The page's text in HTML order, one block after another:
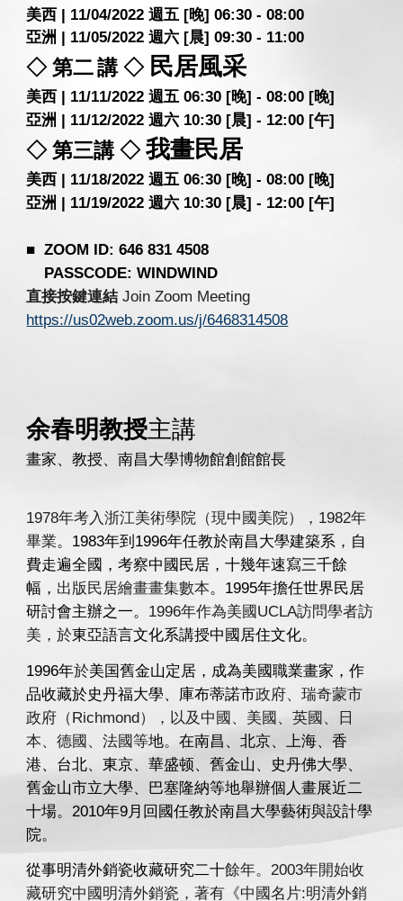
美西 | 11/04/2022 週五 [晚] 06:30 - 08:00
亞洲 | 11/05/2022 週六 [晨] 09:30 - 11:00
◇ 第二講 ◇ 民居風采
美西 | 11/11/2022 週五 06:30 [晚] - 08:00 [晚]
亞洲 | 11/12/2022 週六 10:30 [晨] - 12:00 [午]
◇ 第三講 ◇我畫民居
美西 | 11/18/2022 週五 06:30 [晚] - 08:00 [晚]
亞洲 | 11/19/2022 週六 10:30 [晨] - 12:00 [午]
■ ZOOM ID: 646 831 4508
PASSCODE: WINDWIND
直接按鍵連結 Join Zoom Meeting
https://us02web.zoom.us/j/6468314508
余春明教授主講
畫家、教授、南昌大學博物館創館館長
1978年考入浙江美術學院（現中國美院），1982年
畢業。1983年到1996年任教於南昌大學建築系，自
費走遍全國，考察中國民居，十幾年速寫三千餘
幅， 出版民居繪畫畫集數本。1995年擔任世界民居
研討會主辦之一。 1996年作為美國UCLA訪問學者訪
美，於東亞語言文化系講授中國居住文化。
1996年於美国舊金山定居， 成為美國職業畫家，作
品收藏於史丹福大學、庫布蒂諾市政府、瑞奇蒙市
政府（Richmond），以及中國、美國、英國、日
本、德國、法國等地。在南昌、北京、上海、香
港、台北、東京、華盛顿、舊金山、史丹佛大學、
舊金山市立大學、巴塞隆納等地舉辦個人畫展近二
十場。2010年9月回國任教於南昌大學藝術與設計學
院。
從事明清外銷瓷收藏研究二十餘年。2003年開始收
藏研究中國明清外銷瓷，著有《中國名片:明清外銷